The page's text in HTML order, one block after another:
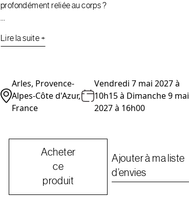
profondément reliée au corps ?
…
Lire la suite +
Arles, Provence-
Alpes-Côte d'Azur,
France
Vendredi 7 mai 2027 à
10h15à Dimanche 9 mai
2027 à 16h00
Acheter
ce
produit
Ajouter à ma liste
d’envies